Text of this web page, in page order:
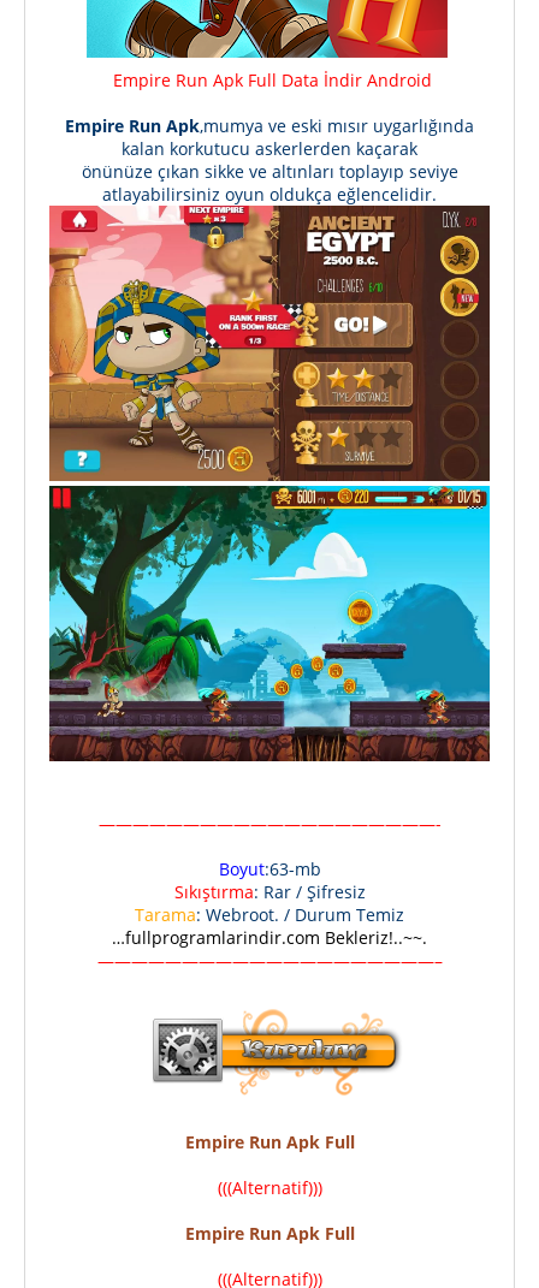
Empire Run Apk Full Data İndir Android
Empire Run Apk,mumya ve eski mısır uygarlığında
kalan korkutucu askerlerden kaçarak
önünüze çıkan sikke ve altınları toplayıp seviye
atlayabilirsiniz oyun oldukça eğlencelidir.
————————————————————-
Boyut:63-mb
Sıkıştırma: Rar / Şifresiz
Tarama: Webroot. / Durum Temiz
…fullprogramlarindir.com Bekleriz!..~~.
————————————————————–
Empire Run Apk Full
(((Alternatif)))
Empire Run Apk Full
(((Alternatif)))